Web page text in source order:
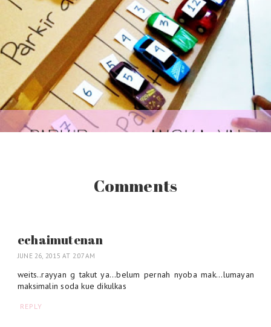
Comments
echaimutenan
JUNE 26, 2015 AT 2:07 AM
weits..rayyan g takut ya...belum pernah nyoba mak...lumayan
maksimalin soda kue dikulkas
REPLY